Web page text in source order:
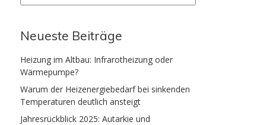
Search
Neueste Beiträge
Heizung im Altbau: Infrarotheizung oder
Wärmepumpe?
Warum der Heizenergiebedarf bei sinkenden
Temperaturen deutlich ansteigt
Jahresrückblick 2025: Autarkie und